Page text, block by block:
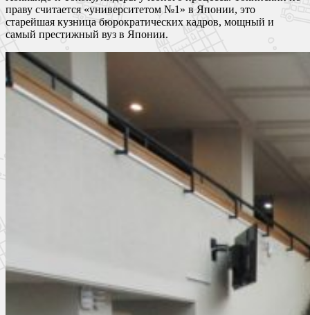
праву считается «университетом №1» в Японии, это
старейшая кузница бюрократических кадров, мощный и
самый престижный вуз в Японии.